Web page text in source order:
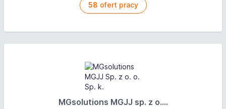
58 ofert pracy
MGsolutions MGJJ sp. z o....